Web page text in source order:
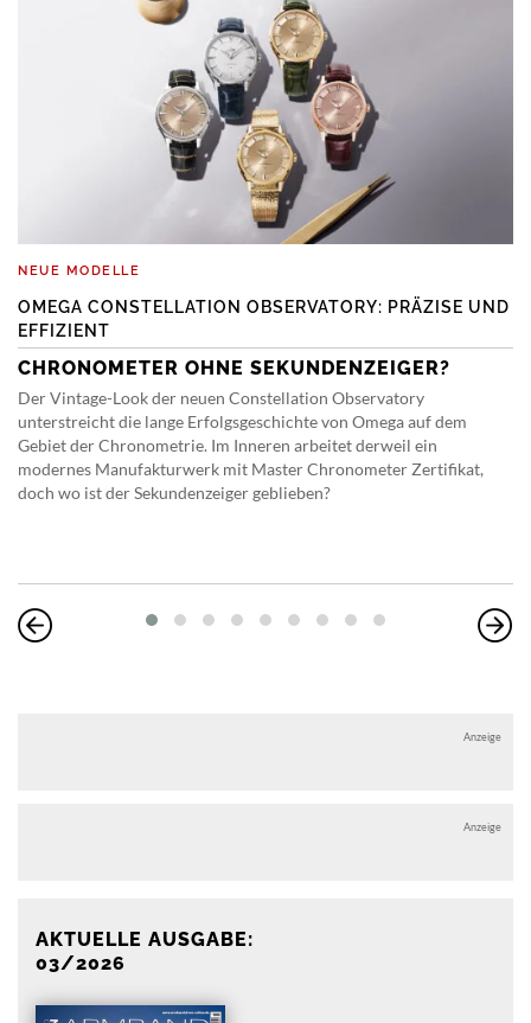
NEUE MODELLE
OMEGA CONSTELLATION OBSERVATORY: PRÄZISE UND
EFFIZIENT
CHRONOMETER OHNE SEKUNDENZEIGER?
Der Vintage-Look der neuen Constellation Observatory
unterstreicht die lange Erfolgsgeschichte von Omega auf dem
Gebiet der Chronometrie. Im Inneren arbeitet derweil ein
modernes Manufakturwerk mit Master Chronometer Zertifikat,
doch wo ist der Sekundenzeiger geblieben?
Anzeige
Anzeige
AKTUELLE AUSGABE:
03/2026